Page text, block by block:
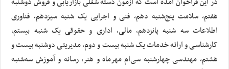
هفتم، سلامت پنج‌شنبه دهم، فنی و اجرایی یک شنبه سیزدهم، فناوری
اطلاعات سه شنبه پانزدهم، مالی، اداری و حقوقی یک شنبه بیستم،
کارشناسی و ارائه خدمات یک شنبه بیست و دوم، مدیریتی دوشنبه بیست و
هشتم، مهندسی چهارشنبه سی‌ام مهرماه و هنر، رسانه و آموزش سه‌شنبه